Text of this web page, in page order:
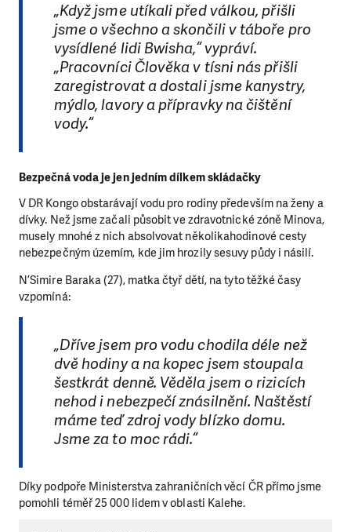
„Když jsme utíkali před válkou, přišli
jsme o všechno a skončili v táboře pro
vysídlené lidi Bwisha,“ vypráví.
„Pracovníci Člověka v tísni nás přišli
zaregistrovat a dostali jsme kanystry,
mýdlo, lavory a přípravky na čištění
vody.“
Bezpečná voda je jen jedním dílkem skládačky
V DR Kongo obstarávají vodu pro rodiny především na ženy a
dívky. Než jsme začali působit ve zdravotnické zóně Minova,
musely mnohé z nich absolvovat několikahodinové cesty
nebezpečným územím, kde jim hrozily sesuvy půdy i násilí.
N’Simire Baraka (27), matka čtyř dětí, na tyto těžké časy
vzpomíná:
„Dříve jsem pro vodu chodila déle než
dvě hodiny a na kopec jsem stoupala
šestkrát denně. Věděla jsem o rizicích
nehod i nebezpečí znásilnění. Naštěstí
máme teď zdroj vody blízko domu.
Jsme za to moc rádi.“
Díky podpoře Ministerstva zahraničních věcí ČR přímo jsme
pomohli téměř 25 000 lidem v oblasti Kalehe.